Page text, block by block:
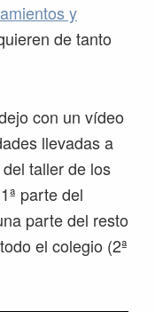
y
de tanto
con un vídeo
llevadas a
taller de los
parte del
parte del resto
el colegio (2ª